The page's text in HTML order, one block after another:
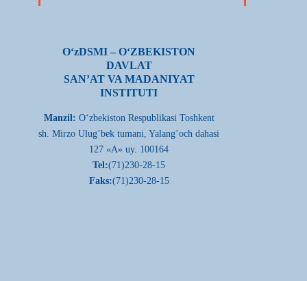
О‘zDSMI – О‘ZBEKISTON
DAVLAT
SAN’AT VA MADANIYAT
INSTITUTI
Manzil: О‘zbekiston Respublikasi Toshkent
sh. Mirzo Ulug’bek tumani, Yalang’och dahasi
127 «A» uy. 100164
Tel:(71)230-28-15
Faks:(71)230-28-15